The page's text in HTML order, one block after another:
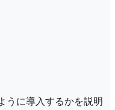
うに導入するかを説明